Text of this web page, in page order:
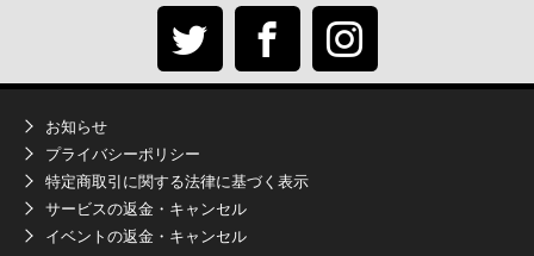
お知らせ
プライバシーポリシー
特定商取引に関する法律に基づく表示
サービスの返金・キャンセル
イベントの返金・キャンセル